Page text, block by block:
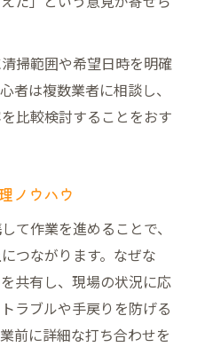
掃範囲や希望日時を明確
者は複数業者に相談し、
比較検討することをおす
ノウハウ
て作業を進めることで、
つながります。なぜな
共有し、現場の状況に応
ラブルや手戻りを防げる
前に詳細な打ち合わせを